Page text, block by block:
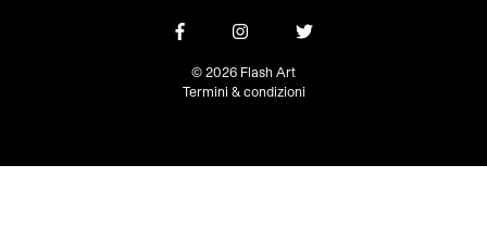
© 2026 Flash Art
Termini & condizioni